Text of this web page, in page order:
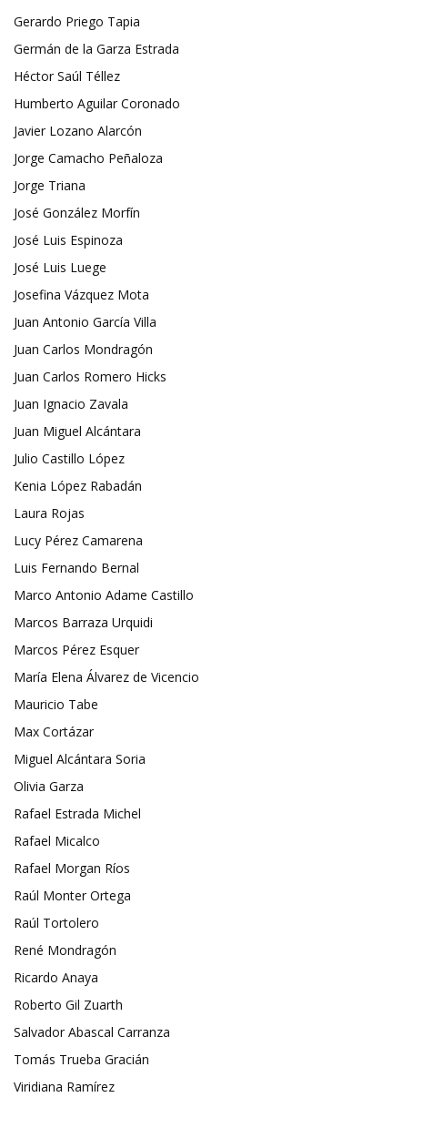
Gerardo Priego Tapia
Germán de la Garza Estrada
Héctor Saúl Téllez
Humberto Aguilar Coronado
Javier Lozano Alarcón
Jorge Camacho Peñaloza
Jorge Triana
José González Morfín
José Luis Espinoza
José Luis Luege
Josefina Vázquez Mota
Juan Antonio García Villa
Juan Carlos Mondragón
Juan Carlos Romero Hicks
Juan Ignacio Zavala
Juan Miguel Alcántara
Julio Castillo López
Kenia López Rabadán
Laura Rojas
Lucy Pérez Camarena
Luis Fernando Bernal
Marco Antonio Adame Castillo
Marcos Barraza Urquidi
Marcos Pérez Esquer
María Elena Álvarez de Vicencio
Mauricio Tabe
Max Cortázar
Miguel Alcántara Soria
Olivia Garza
Rafael Estrada Michel
Rafael Micalco
Rafael Morgan Ríos
Raúl Monter Ortega
Raúl Tortolero
René Mondragón
Ricardo Anaya
Roberto Gil Zuarth
Salvador Abascal Carranza
Tomás Trueba Gracián
Viridiana Ramírez